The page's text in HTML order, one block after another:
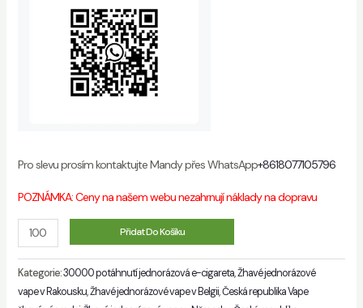
Pro slevu prosím kontaktujte Mandy přes WhatsApp+8618077105796
POZNÁMKA: Ceny na našem webu nezahrnují náklady na dopravu
Množství Přidat Do Košíku
Kategorie:30000 potáhnutí jednorázová e-cigareta,Žhavé jednorázové
vape v Rakousku,Žhavé jednorázové vape v Belgii,Česká republika Vape